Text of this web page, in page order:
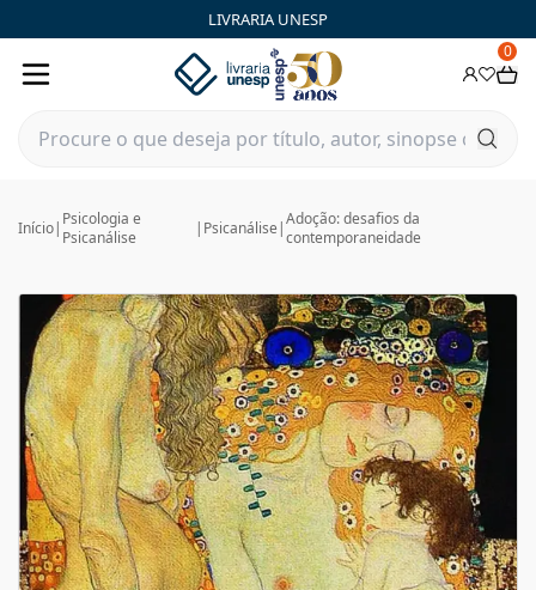
LIVRARIA UNESP
0
Início| Psicologia e
Psicanálise
| Psicanálise |Adoção: desafios da
contemporaneidade